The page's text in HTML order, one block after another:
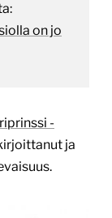
on jo
-
ja